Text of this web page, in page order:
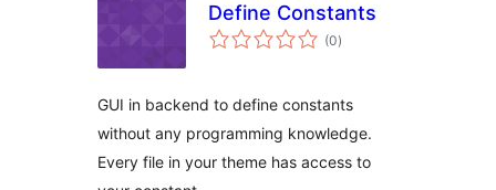
Define Constants
(0tổng
đánh
)
GUI in backend to define constants
without any programming knowledge.
Every file in your theme has access to